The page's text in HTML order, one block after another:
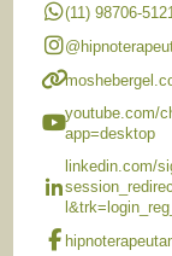
(11) 98706-5121
youtube.com/
app=desktop
linkedin.com/